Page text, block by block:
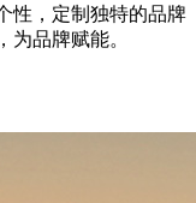
性，定制独特的品牌
品牌赋能。